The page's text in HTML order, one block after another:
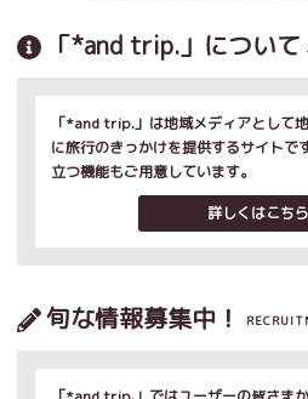
「*and trip.」について
「*and trip.」は地域メディアとして
に旅行のきっかけを提供するサイトで
立つ機能もご用意しています。
詳しくはこちら
旬な情報募集中！